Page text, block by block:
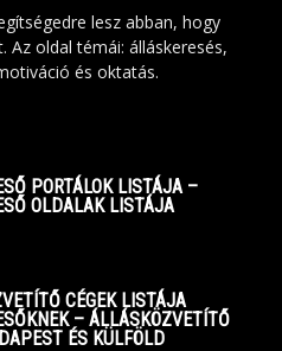
lesz abban, hogy
Az oldal témái: álláskeresés,
és oktatás.
PORTÁLOK LISTÁJA –
OLDALAK LISTÁJA
CÉGEK LISTÁJA
– ÁLLÁSKÖZVETÍTŐ
ÉS KÜLFÖLD